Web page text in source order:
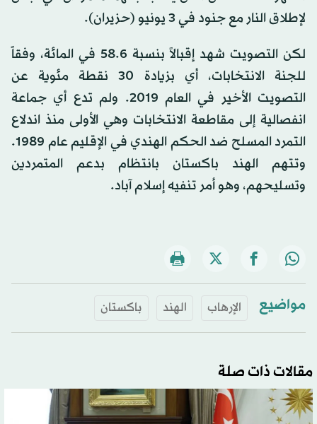
لإطلاق النار مع جنود في 3 يونيو (حزيران).
لكن التصويت شهد إقبالاً بنسبة 58.6 في المائة، وفقاً
للجنة الانتخابات، أي بزيادة 30 نقطة مئوية عن
التصويت الأخير في العام 2019. ولم تدع أي جماعة
انفصالية إلى مقاطعة الانتخابات وهي الأولى منذ اندلاع
التمرد المسلح ضد الحكم الهندي في الإقليم عام 1989.
وتتهم الهند باكستان بانتظام بدعم المتمردين
وتسليحهم، وهو أمر تنفيه إسلام آباد.
مواضيع الإرهاب الهند باكستان
مقالات ذات صلة